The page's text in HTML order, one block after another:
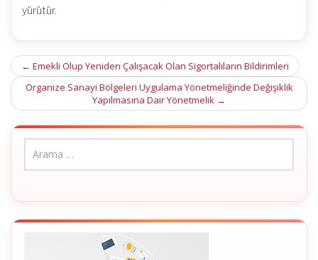
yürütür.
Post
navigation
← Emekli Olup Yeniden Çalışacak Olan Sigortalıların Bildirimleri
Organize Sanayi Bölgeleri Uygulama Yönetmeliğinde Değişiklik
Yapılmasına Dair Yönetmelik →